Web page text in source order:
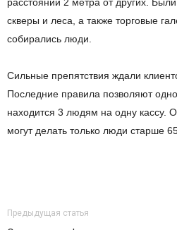
расстоянии 2 метра от других.
скверы и леса, а также торговые
собирались люди.
Сильные препятствия ждали
Последние правила позволяют
находится 3 людям на одну кассу.
могут делать только люди старше
Предыдущая статья